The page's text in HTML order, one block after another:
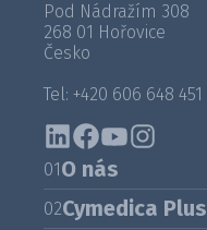
Pod Nádražím 308
268 01 Hořovice
Česko
Tel: +420 606 648 451
01O nás
02Cymedica Plus